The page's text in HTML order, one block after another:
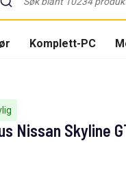
Komplett-PC
Nissan Skyline